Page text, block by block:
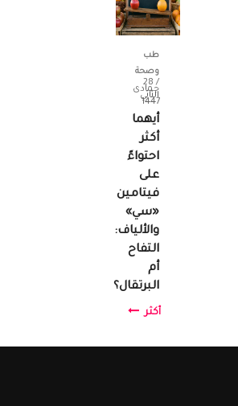
طب
وصحة
/ 28
جمادى
الثاني
1447
أيهما
أكثر
احتواءً
على
فيتامين
«سي»
والألياف:
التفاح
أم
البرتقال؟
أكثر